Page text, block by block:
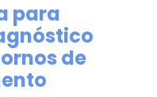
para
de